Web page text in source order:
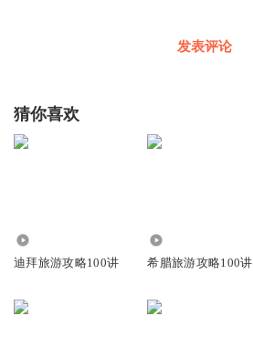
发表评论
猜你喜欢
迪拜旅游攻略100讲 希腊旅游攻略100讲